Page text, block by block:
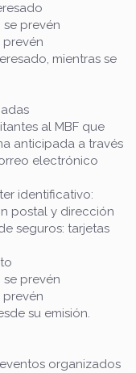
prevén
prevén
mientras se
al MBF que
anticipada a través
electrónico
identificativo:
postal y dirección
seguros: tarjetas
prevén
prevén
su emisión.
organizados